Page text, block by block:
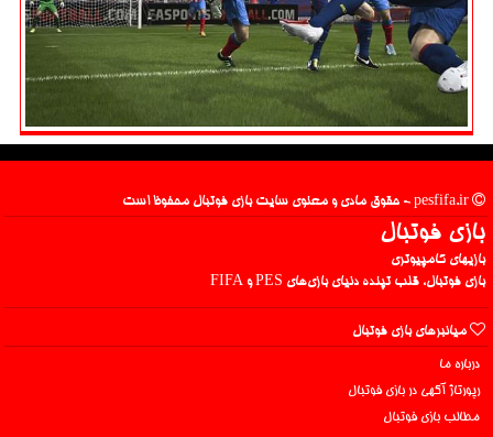
بازی فوتبال
بازیهای کامپیوتری
بازی فوتبال، قلب تپنده دنیای بازی‌های PES و FIFA
میانبرهای بازی فوتبال
درباره ما
رپورتاژ آگهی در بازی فوتبال
مطالب بازی فوتبال